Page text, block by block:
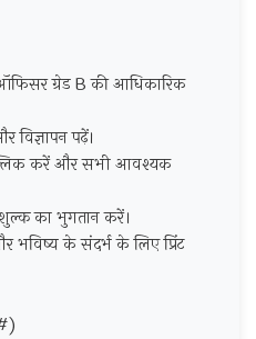
ग्रेड B की आधिकारिक
पढ़ें।
करें और सभी आवश्यक
का भुगतान करें।
के संदर्भ के लिए प्रिंट